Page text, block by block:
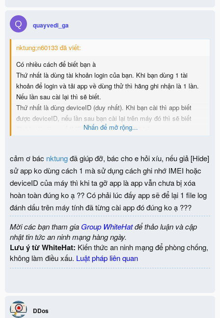
Q quayvedi_ga
nktung;n60133 đã viết:
Có nhiều cách để biết bạn à
Thứ nhất là dùng tài khoản login của bạn. Khi bạn dùng 1 tài
khoản để login và tải app về dùng thử thì hãng ghi nhận là 1 lần.
Nếu lần sau cài lại thì sẽ biết.
Thứ nhất là dùng deviceID (duy nhất). Khi bạn cài thì app biết
được deviceID, nếu lần sau bạn cài lại trên máy đó thì sẽ biết
Thứ ba là dùng số IMEI của máy để biết[/Hide]
Nhấn để mở rộng...
cảm ơ bác nktungđã giúp đỡ, bác cho e hỏi xíu, nếu giả [Hide]
sử app ko dùng cách 1 mà sử dụng cách ghi nhớ IMEI hoặc
deviceID của máy thì khi ta gỡ app là app vẫn chưa bị xóa
hoàn toàn đúng ko ạ ?? Có phải lúc đấy app sẽ để lại 1 file log
đánh dấu trên máy tính đã từng cài app đó đúng ko ạ ???
Mời các bạn tham gia Group WhiteHatđể thảo luận và cập
nhật tin tức an ninh mạng hàng ngày.
Lưu ý từ WhiteHat: Kiến thức an ninh mạng để phòng chống,
không làm điều xấu. Luật pháp liên quan
DDos